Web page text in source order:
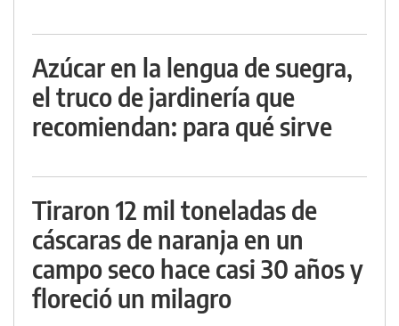
Azúcar en la lengua de suegra,
el truco de jardinería que
recomiendan: para qué sirve
Tiraron 12 mil toneladas de
cáscaras de naranja en un
campo seco hace casi 30 años y
floreció un milagro